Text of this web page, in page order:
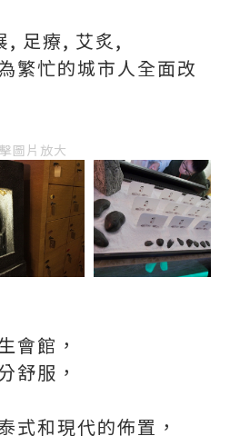
, 足療, 艾炙,
繁忙的城市人全面改
圖片放大
會館，
舒服，
式和現代的佈置，